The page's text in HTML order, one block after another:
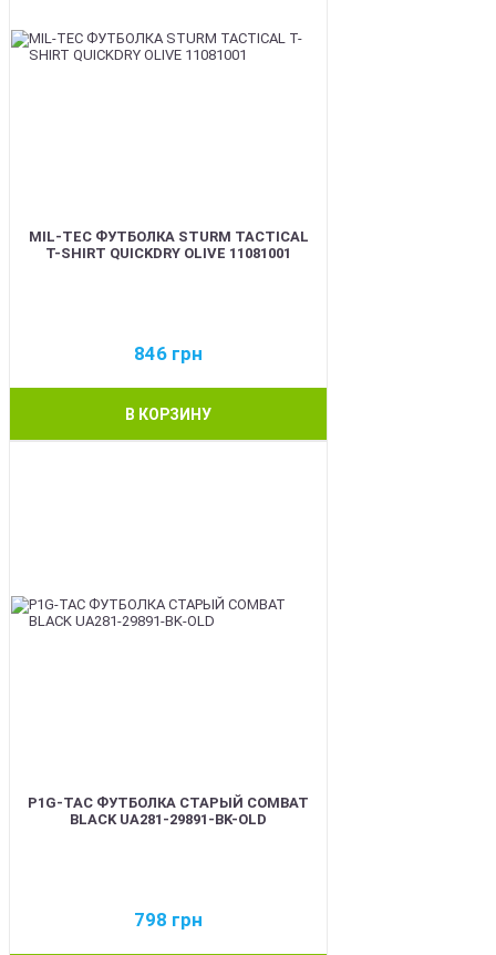
MIL-TEC ФУТБОЛКА STURM TACTICAL
T-SHIRT QUICKDRY OLIVE 11081001
846 грн
В КОРЗИНУ
P1G-TAC ФУТБОЛКА СТАРЫЙ COMBAT
BLACK UA281-29891-BK-OLD
798 грн